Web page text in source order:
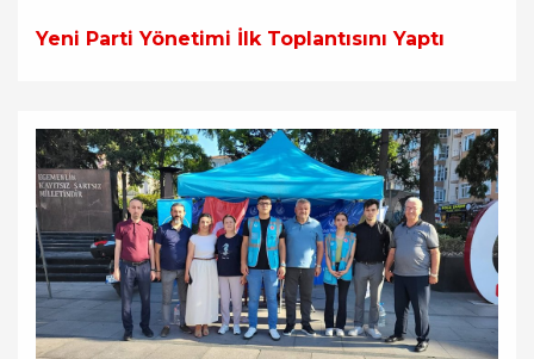
Yeni Parti Yönetimi İlk Toplantısını Yaptı